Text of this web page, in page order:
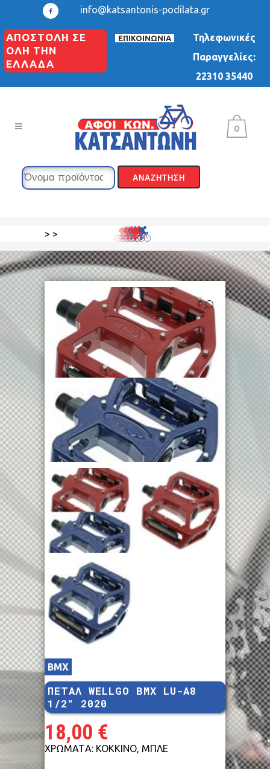
info@katsantonis-podilata.gr
ΑΠΟΣΤΟΛΗ ΣΕ
ΟΛΗ ΤΗΝ
ΕΛΛΑΔΑ
ΕΠΙΚΟΙΝΩΝΙΑ
Τηλεφωνικές
Παραγγελίες:
22310 35440
0
> >
BMX
ΠΕΤΑΛ WELLGO BMX LU-A8
1/2″ 2020
18,00 €
ΧΡΩΜΑΤA: ΚΟΚΚΙΝΟ, ΜΠΛΕ